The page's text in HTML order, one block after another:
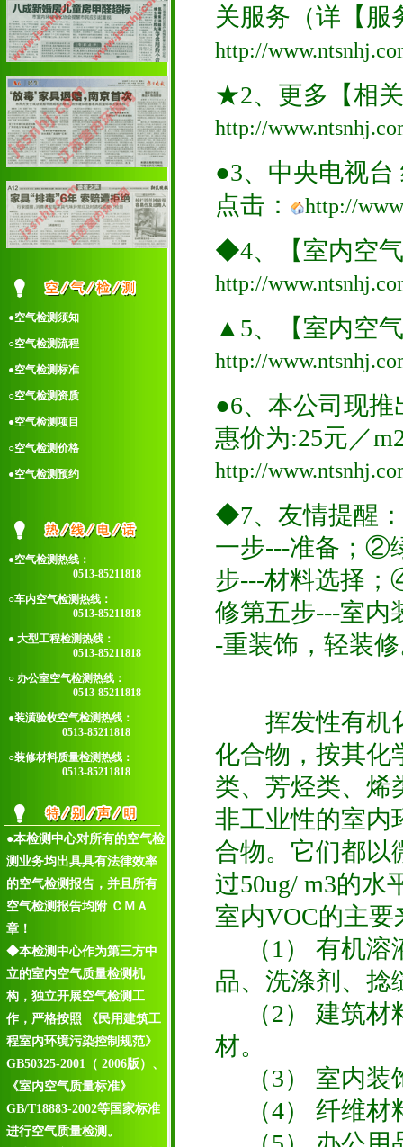
●空气检测须知
○空气检测流程
●空气检测标准
○空气检测资质
●空气检测项目
○空气检测价格
●空气检测预约
●空气检测热线：
0513-85211818
○车内空气检测热线：
0513-85211818
● 大型工程检测热线：
0513-85211818
○ 办公室空气检测热线：
0513-85211818
●装潢验收空气检测热线：
0513-85211818
○装修材料质量检测热线：
0513-85211818
●本检测中心对所有的空气检
测业务均出具具有法律效率
的空气检测报告，并且所有
空气检测报告均附 ＣＭＡ
章！
◆本检测中心作为第三方中
立的室内空气质量检测机
构，独立开展空气检测工
作，严格按照 《民用建筑工
程室内环境污染控制规范》
GB50325-2001（ 2006版）、
《室内空气质量标准》
GB/T18883-2002等国家标准
进行空气质量检测。
关服务（详【服
http://
★2、更多【相
http://
●3、中央电视
点击：
http://
◆4、【室内空
http://
▲5、【室内空
http://
●6、本公司现推
惠价为:25元／
http://
◆7、友情提醒
一步---准备；②
步---材料选择
修第五步---室
-重装饰，轻装
挥发性有机化
化合物，按其化
类、芳烃类、烯
非工业性的室内
合物。它们都以
过50ug/ m3的水
室内VOC的主
（1） 有机溶
品、洗涤剂、捻
（2） 建筑材
材。
（3） 室内装
（4） 纤维材